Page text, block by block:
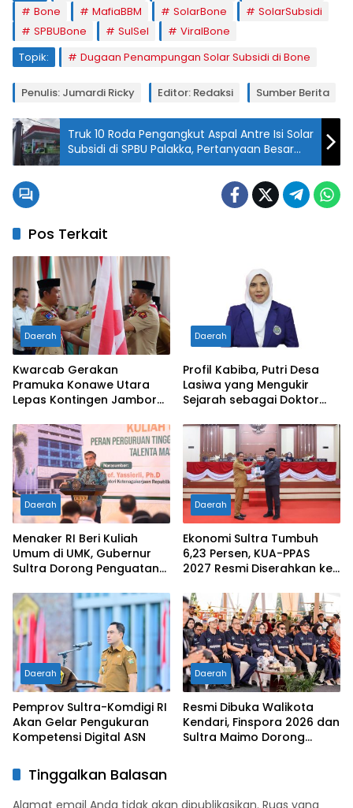
Bone
MafiaBBM SolarBone
SolarSubsidi
SPBUBone
SulSel
ViralBone
Topik:
Dugaan Penampungan Solar Subsidi di Bone
Penulis: Jumardi Ricky Editor: Redaksi Sumber Berita
Truk 10 Roda Pengangkut Aspal Antre Isi Solar
Subsidi di SPBU Palakka, Pertanyaan Besar
Mengarah ke Barcode Subsidi Tepat
Pos Terkait
Daerah
Kwarcab Gerakan
Pramuka Konawe Utara
Lepas Kontingen Jambore
Ikbar: Tunjukkan Karakter
Generasi Muda Konut yang
Disiplin dan Berprestasi
Daerah
Profil Kabiba, Putri Desa
Lasiwa yang Mengukir
Sejarah sebagai Doktor
Kelahirannya
Daerah
Menaker RI Beri Kuliah
Umum di UMK, Gubernur
Sultra Dorong Penguatan
Dunia Kerja
Daerah
Ekonomi Sultra Tumbuh
6,23 Persen, KUA-PPAS
2027 Resmi Diserahkan ke
Daerah
Pemprov Sultra-Komdigi RI
Akan Gelar Pengukuran
Kompetensi Digital ASN
Daerah
Resmi Dibuka Walikota
Kendari, Finspora 2026 dan
Sultra Maimo Dorong
Tinggalkan Balasan
Alamat email Anda tidak akan dipublikasikan. Ruas yang